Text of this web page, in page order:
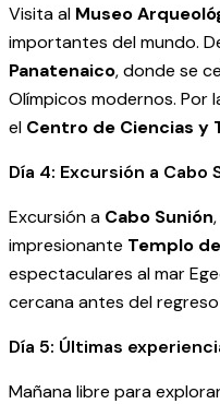
Visita al Museo
importantes del mundo.
Panatenaico, donde se
Olímpicos modernos. Por
el Centro de Ciencias y
Día 4: Excursión a Cabo
Excursión a Cabo Sunión
impresionante Templo
espectaculares al mar
cercana antes del
Día 5: Últimas
Mañana libre para